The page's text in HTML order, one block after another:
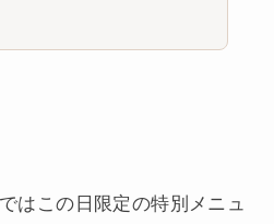
はこの日限定の特別メニュ